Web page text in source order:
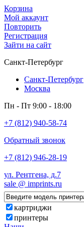
Корзина
Мой аккаунт
Повторить
Регистрация
Зайти на сайт
Санкт-Петербург
Санкт-Петербург
Москва
Пн - Пт 9:00 - 18:00
+7 (812) 940-58-74
Обратный звонок
+7 (812) 946-28-19
ул. Рентгена, д.7
sale @ imprints.ru
картриджи
принтеры